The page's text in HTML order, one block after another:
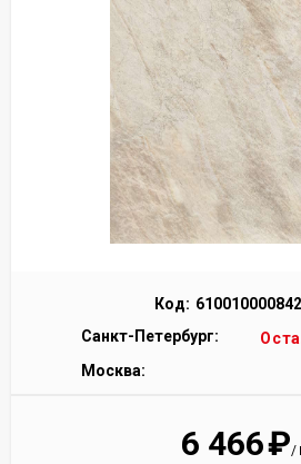
Код: 610010000842
Санкт-Петербург:
Москва:
6 466₽/